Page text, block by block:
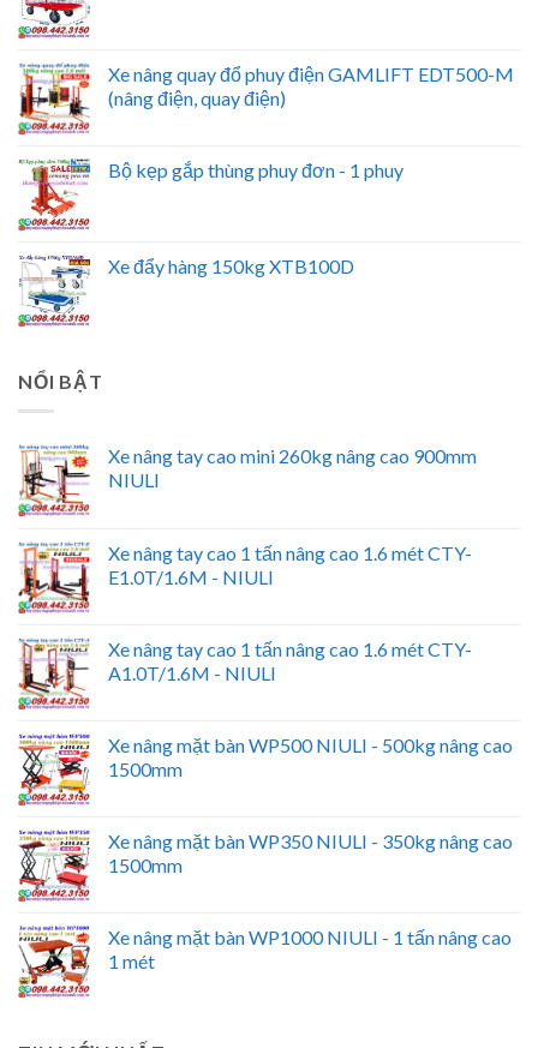
Xe nâng quay đổ phuy điện GAMLIFT EDT500-M
(nâng điện, quay điện)
Bộ kẹp gắp thùng phuy đơn - 1 phuy
Xe đẩy hàng 150kg XTB100D
NỔI BẬT
Xe nâng tay cao mini 260kg nâng cao 900mm
NIULI
Xe nâng tay cao 1 tấn nâng cao 1.6 mét CTY-
E1.0T/1.6M - NIULI
Xe nâng tay cao 1 tấn nâng cao 1.6 mét CTY-
A1.0T/1.6M - NIULI
Xe nâng mặt bàn WP500 NIULI - 500kg nâng cao
1500mm
Xe nâng mặt bàn WP350 NIULI - 350kg nâng cao
1500mm
Xe nâng mặt bàn WP1000 NIULI - 1 tấn nâng cao
1 mét